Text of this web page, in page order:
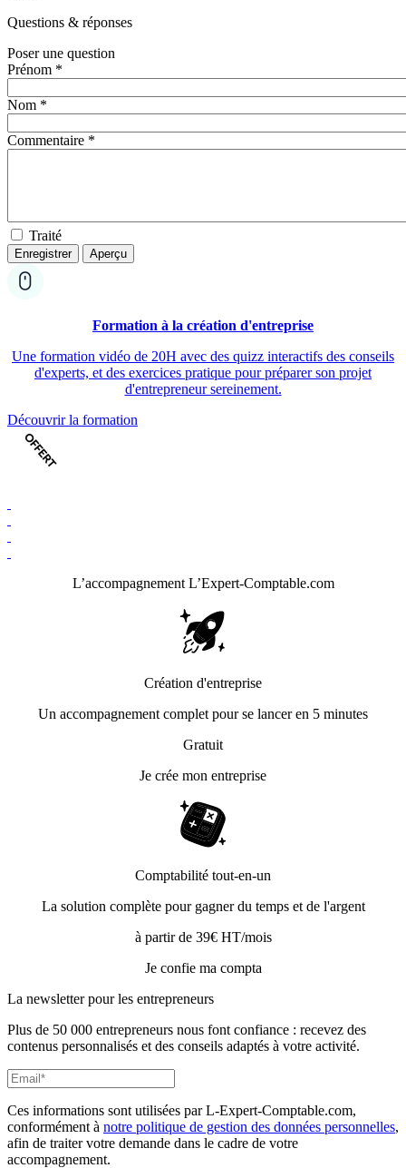
Questions & réponses
Poser une question
Prénom *
Nom *
Commentaire *
Traité
Formation à la création d'entreprise
Une formation vidéo de 20H avec des quizz interactifs des conseils
d'experts, et des exercices pratique pour préparer son projet
d'entrepreneur sereinement.
Découvrir la formation
L’accompagnement L’Expert-Comptable.com
Création d'entreprise
Un accompagnement complet pour se lancer en 5 minutes
Gratuit
Je crée mon entreprise
Comptabilité tout-en-un
La solution complète pour gagner du temps et de l'argent
à partir de 39€ HT/mois
Je confie ma compta
La newsletter pour les entrepreneurs
Plus de 50 000 entrepreneurs nous font confiance : recevez des
contenus personnalisés et des conseils adaptés à votre activité.
Ces informations sont utilisées par L-Expert-Comptable.com,
conformément à notre politique de gestion des données personnelles,
afin de traiter votre demande dans le cadre de votre
accompagnement.